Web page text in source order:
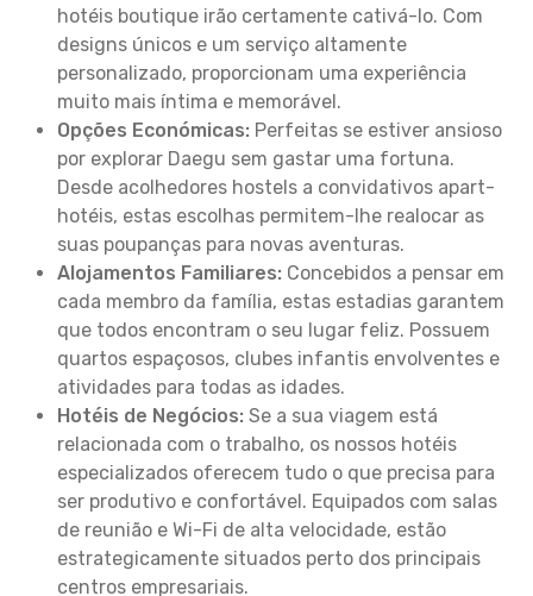
hotéis boutique irão certamente cativá-lo. Com
designs únicos e um serviço altamente
personalizado, proporcionam uma experiência
muito mais íntima e memorável.
Opções Económicas: Perfeitas se estiver ansioso
por explorar Daegu sem gastar uma fortuna.
Desde acolhedores hostels a convidativos apart-
hotéis, estas escolhas permitem-lhe realocar as
suas poupanças para novas aventuras.
Alojamentos Familiares: Concebidos a pensar em
cada membro da família, estas estadias garantem
que todos encontram o seu lugar feliz. Possuem
quartos espaçosos, clubes infantis envolventes e
atividades para todas as idades.
Hotéis de Negócios: Se a sua viagem está
relacionada com o trabalho, os nossos hotéis
especializados oferecem tudo o que precisa para
ser produtivo e confortável. Equipados com salas
de reunião e Wi-Fi de alta velocidade, estão
estrategicamente situados perto dos principais
centros empresariais.